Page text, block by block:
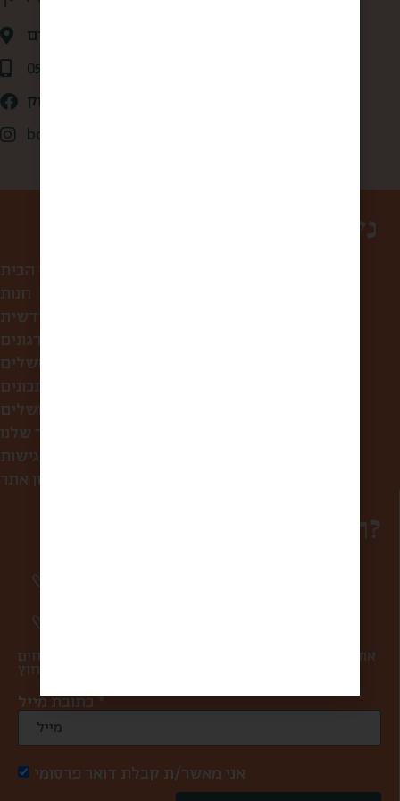
0507875684
קופסא מהשוק
box_from_jerusalem
ניווט באתר
עמוד הבית
חנות
קופסת הפתעה חודשית
לחברות ולארגונים
סיורי אוכל בירושלים
מתכונים
הסיפור שלנו
הצהרת נגישות
תקנון אתר
רוצים להפוך למשפחה?
אתם במקום הראשון בשבילנו, ולכן אנחנו אף פעם לא שולחים
כתובת מייל *
אני מאשר/ת קבלת דואר פרסומי